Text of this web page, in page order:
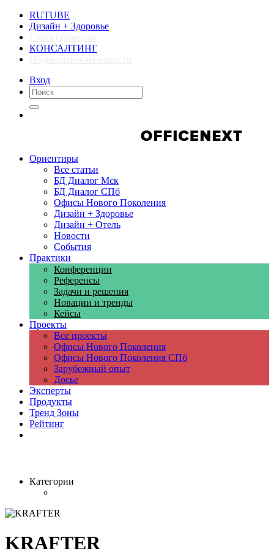
RUTUBE
Дизайн + Здоровье
КОНСАЛТИНГ
Вход
Ориентиры
Все статьи
БД Диалог Мск
БД Диалог СПб
Офисы Нового Поколения
Дизайн + Здоровье
Дизайн + Отель
Новости
События
Практики
Конференции
Референсы
Задачи и решения
Новации и тренды
Кейсы
Проекты
Все проекты
Офисы Нового Поколения
Офисы Нового Поколения СПб
Зарубежный опыт
Досье
Эксперты
Продукты
Тренд Зоны
Рейтинг
Категории
KRAFTER